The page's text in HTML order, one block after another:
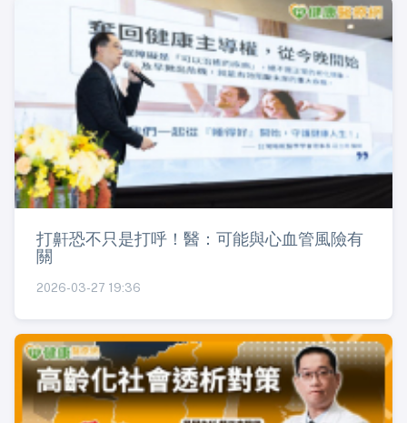
打鼾恐不只是打呼！醫：可能與心血管風險有
關
2026-03-27 19:36